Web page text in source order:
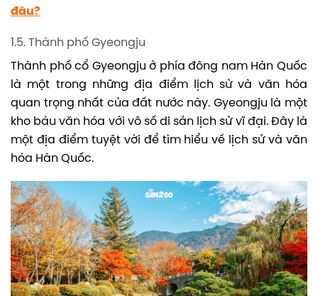
đâu?
1.5. Thành phố Gyeongju
Thành phố cổ Gyeongju ở phía đông nam Hàn Quốc
là một trong những địa điểm lịch sử và văn hóa
quan trọng nhất của đất nước này. Gyeongju là một
kho báu văn hóa với vô số di sản lịch sử vĩ đại. Đây là
một địa điểm tuyệt vời để tìm hiểu về lịch sử và văn
hóa Hàn Quốc.